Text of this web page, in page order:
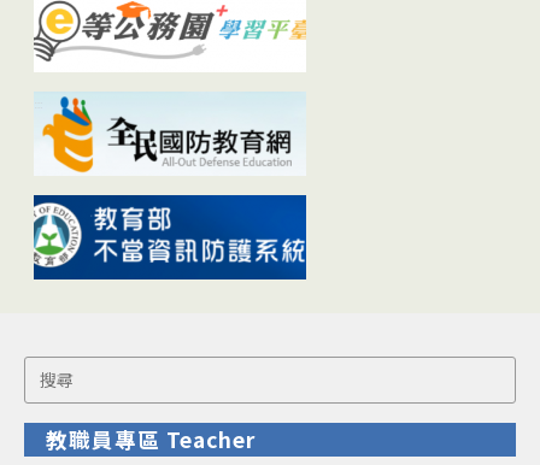
Search
for:
教職員專區 Teacher